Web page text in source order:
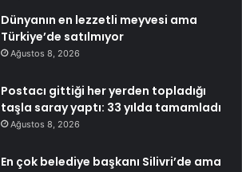
Dünyanın en lezzetli meyvesi ama
Türkiye’de satılmıyor
Ağustos 8, 2026
Postacı gittiği her yerden topladığı
taşla saray yaptı: 33 yılda tamamladı
Ağustos 8, 2026
En çok belediye başkanı Silivri’de ama